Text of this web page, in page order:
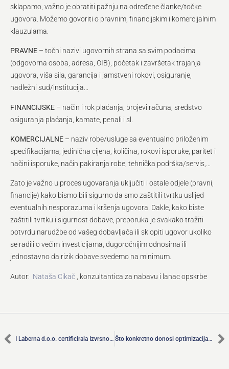
sklapamo, važno je obratiti pažnju na određene članke/točke
ugovora. Možemo govoriti o pravnim, financijskim i komercijalnim
klauzulama.
PRAVNE – točni nazivi ugovornih strana sa svim podacima
(odgovorna osoba, adresa, OIB), početak i završetak trajanja
ugovora, viša sila, garancija i jamstveni rokovi, osiguranje,
nadležni sud/institucija…
FINANCIJSKE – način i rok plaćanja, brojevi računa, sredstvo
osiguranja plaćanja, kamate, penali i sl.
KOMERCIJALNE – naziv robe/usluge sa eventualno priloženim
specifikacijama, jedinična cijena, količina, rokovi isporuke, paritet i
načini isporuke, način pakiranja robe, tehnička podrška/servis,…
Zato je važno u proces ugovaranja uključiti i ostale odjele (pravni,
financije) kako bismo bili sigurno da smo zaštitili tvrtku uslijed
eventualnih nesporazuma i kršenja ugovora. Dakle, kako biste
zaštitili tvrtku i sigurnost dobave, preporuka je svakako tražiti
potvrdu narudžbe od vašeg dobavljača ili sklopiti ugovor ukoliko
se radili o većim investicijama, dugoročnijim odnosima ili
jednostavno da rizik dobave svedemo na minimum.
Autor: Nataša Cikač , konzultantica za nabavu i lanac opskrbe
I Laberna d.o.o. certificirala Izvrsnost u nabavi Što konkretno donosi optimizacija procesa nabave